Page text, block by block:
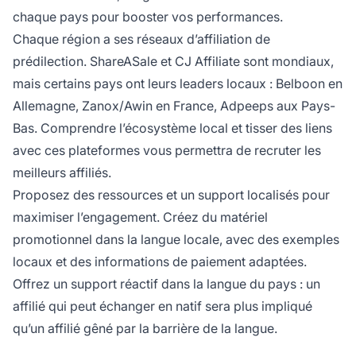
chaque pays pour booster vos performances.
Chaque région a ses réseaux d’affiliation de
prédilection. ShareASale et CJ Affiliate sont mondiaux,
mais certains pays ont leurs leaders locaux : Belboon en
Allemagne, Zanox/Awin en France, Adpeeps aux Pays-
Bas. Comprendre l’écosystème local et tisser des liens
avec ces plateformes vous permettra de recruter les
meilleurs affiliés.
Proposez des ressources et un support localisés pour
maximiser l’engagement. Créez du matériel
promotionnel dans la langue locale, avec des exemples
locaux et des informations de paiement adaptées.
Offrez un support réactif dans la langue du pays : un
affilié qui peut échanger en natif sera plus impliqué
qu’un affilié gêné par la barrière de la langue.